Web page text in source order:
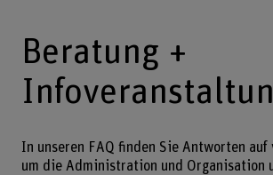
Beratung +
In unseren FAQ finden Sie Antworten auf
um die Administration und Organisation